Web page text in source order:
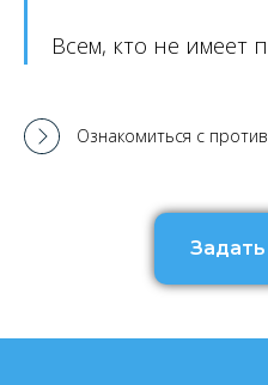
Всем, кто не имеет
Ознакомиться с